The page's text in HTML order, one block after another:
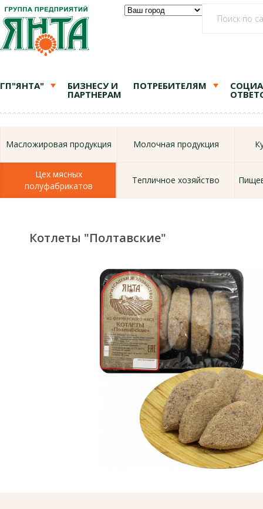
ГП"ЯНТА" БИЗНЕСУ И
ПАРТНЕРАМ
ПОТРЕБИТЕЛЯМ
Масложировая продукция Молочная продукция
Цех мясных
полуфабрикатов
Тепличное хозяйство
Котлеты "Полтавские"